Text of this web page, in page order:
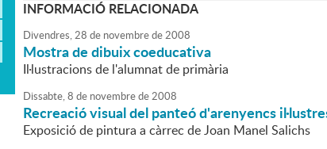
INFORMACIÓ RELACIONADA
Divendres,28 de novembrede2008
Mostra de dibuix coeducativa
Il·lustracions de l'alumnat de primària
Dissabte,8 de novembrede2008
Recreació visual del panteó d'arenyencs
Exposició de pintura a càrrec de Joan Manel Salichs